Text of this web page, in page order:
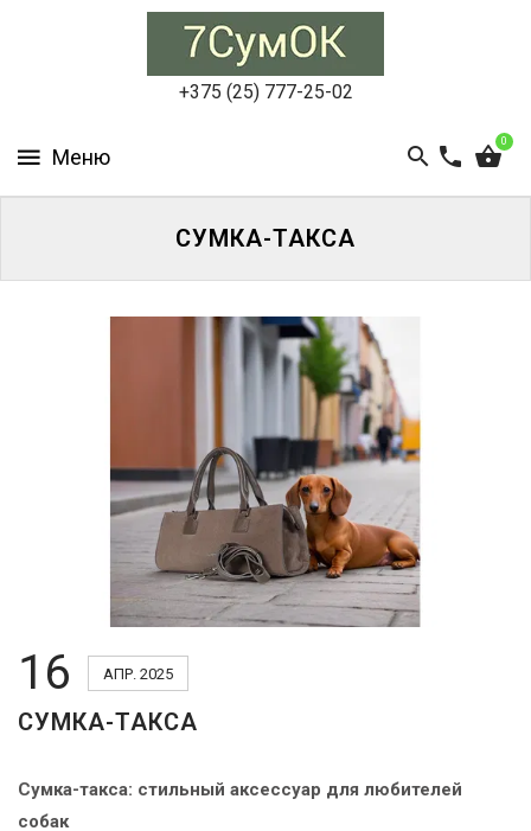
+375 (25) 777-25-02
0
МУЖСКИЕ
ЗАБЫЛИ
ПАРОЛЬ?
СУМКА-ТАКСА
16 АПР. 2025
СУМКА-ТАКСА
Сумка-такса: стильный аксессуар для любителей
собак